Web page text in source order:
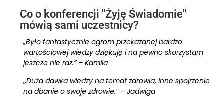
Co o konferencji "Żyję Świadomie"
mówią sami uczestnicy?
„Było fantastycznie ogrom przekazanej bardzo
wartościowej wiedzy dziękuję i na pewno skorzystam
jeszcze nie raz.” – Kamila
,,Duża dawka wiedzy na temat zdrowia, inne spojrzenie
na dbanie o swoje zdrowie.” – Jadwiga